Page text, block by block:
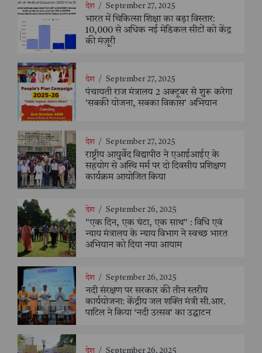
देश / September 27, 2025
भारत में चिकित्सा शिक्षा का बड़ा विस्तार:
10,000 से अधिक नई मेडिकल सीटों को केंद्र
की मंज़ूरी
देश / September 27, 2025
पंचायती राज मंत्रालय 2 अक्टूबर से शुरू करेगा
'सबकी योजना, सबका विकास' अभियान
देश / September 27, 2025
राष्ट्रीय आयुर्वेद विद्यापीठ ने एआईआईए के
सहयोग से अस्थि मर्म पर दो दिवसीय प्रशिक्षण
कार्यक्रम आयोजित किया
देश / September 26, 2025
"एक दिन, एक घंटा, एक साथ" : विधि एवं
न्याय मंत्रालय के न्याय विभाग ने स्वच्छ भारत
अभियान को दिया नया आयाम
देश / September 26, 2025
नदी संरक्षण पर सरकार की तीन स्तरीय
कार्ययोजना: केंद्रीय जल शक्ति मंत्री सी.आर.
पाटिल ने किया ‘नदी उत्सव’ का उद्घाटन
देश / September 26, 2025